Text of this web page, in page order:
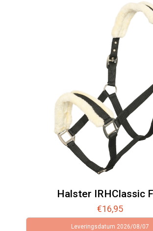
Halster IRHClassic
€16,95
Leveringsdatum 2026/08/07